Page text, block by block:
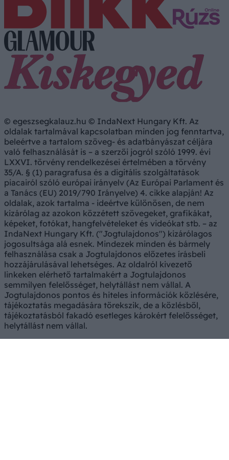
© egeszsegkalauz.hu © IndaNext Hungary Kft. Az
oldalak tartalmával kapcsolatban minden jog fenntartva,
beleértve a tartalom szöveg- és adatbányászat céljára
való felhasználását is – a szerzői jogról szóló 1999. évi
LXXVI. törvény rendelkezései értelmében a törvény
35/A. § (1) paragrafusa és a digitális szolgáltatások
piacairól szóló európai irányelv (Az Európai Parlament és
a Tanács (EU) 2019/790 Irányelve) 4. cikke alapján! Az
oldalak, azok tartalma - ideértve különösen, de nem
kizárólag az azokon közzétett szövegeket, grafikákat,
képeket, fotókat, hangfelvételeket és videókat stb. – az
IndaNext Hungary Kft. ("Jogtulajdonos") kizárólagos
jogosultsága alá esnek. Mindezek minden és bármely
felhasználása csak a Jogtulajdonos előzetes írásbeli
hozzájárulásával lehetséges. Az oldalról kivezető
linkeken elérhető tartalmakért a Jogtulajdonos
semmilyen felelősséget, helytállást nem vállal. A
Jogtulajdonos pontos és hiteles információk közlésére,
tájékoztatás megadására törekszik, de a közlésből,
tájékoztatásból fakadó esetleges károkért felelősséget,
helytállást nem vállal.